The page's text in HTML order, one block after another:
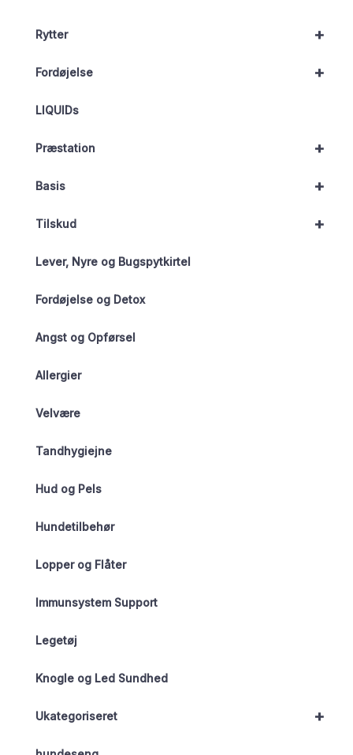
+
Rytter
+
Fordøjelse
LIQUIDs
+
Præstation
+
Basis
+
Tilskud
Lever, Nyre og Bugspytkirtel
Fordøjelse og Detox
Angst og Opførsel
Allergier
Velvære
Tandhygiejne
Hud og Pels
Hundetilbehør
Lopper og Flåter
Immunsystem Support
Legetøj
Knogle og Led Sundhed
+
Ukategoriseret